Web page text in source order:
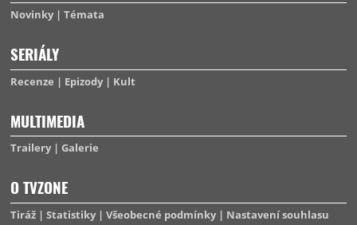
Novinky Témata
SERIÁLY
Recenze Epizody Kult
MULTIMEDIA
Trailery Galerie
O TVZONE
Tiráž Statistiky Všeobecné podmínky Nastavení souhlasu